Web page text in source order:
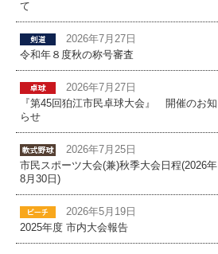
て
2026年7月27日
令和年８度秋の称号審査
2026年7月27日
『第45回狛江市民卓球大会』 開催のお知
らせ
2026年7月25日
市民スポーツ大会(兼)秋季大会日程(2026年
8月30日)
2026年5月19日
2025年度 市内大会報告